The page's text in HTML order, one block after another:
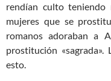
rendían culto teniendo
mujeres que se
romanos adoraban a
prostitución «sagrada».
esto.